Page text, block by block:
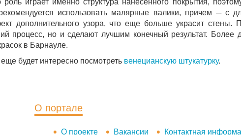
играет именно структура нанесенного покрытия,
использовать малярные валики, причем ─ с
дополнительного узора, что еще больше украсит стены.
процесс, но и сделают лучшим конечный результат.
в Барнауле.
будет интересно посмотреть венецианскую штукатурку.
О портале
О проекте Вакансии Контактная